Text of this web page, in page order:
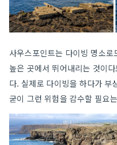
사우스포인트는 다이빙 명소
높은 곳에서 뛰어내리는 것이
다. 실제로 다이빙을 하다가 부
굳이 그런 위험을 감수할 필요